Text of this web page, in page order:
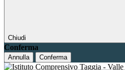
Chiudi
Conferma
Annulla Conferma